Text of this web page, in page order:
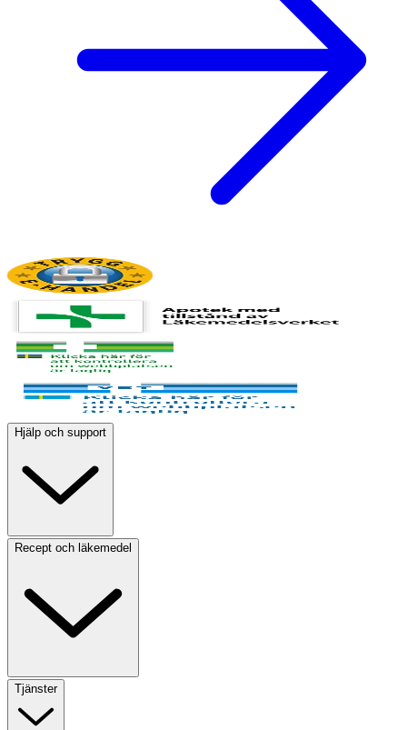
Hjälp och support
Recept och läkemedel
Tjänster